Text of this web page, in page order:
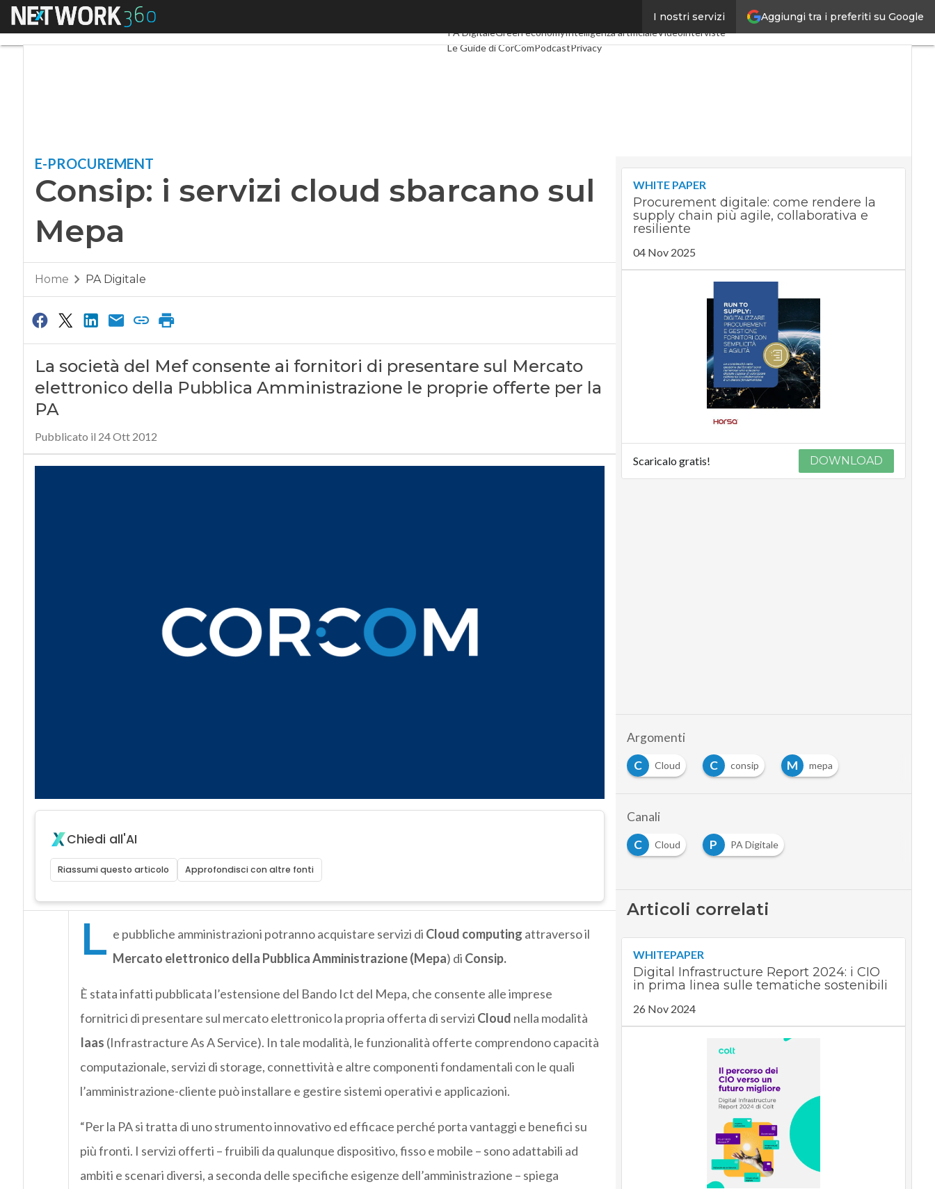
Aggiungi tra i preferiti su Google
I nostri servizi
Menu
SpacEconomy
PA DigitaleGreen economyIntelligenza artificialeVideointerviste
Le Guide di CorComPodcastPrivacy
E-PROCUREMENT
Consip: i servizi cloud sbarcano sul
Mepa
Home PA Digitale
La società del Mef consente ai fornitori di presentare sul Mercato
elettronico della Pubblica Amministrazione le proprie offerte per la
PA
Pubblicato il 24 Ott 2012
Chiedi all'AI
Riassumi questo articolo Approfondisci con altre fonti
L e pubbliche amministrazioni potranno acquistare servizi di Cloud computing attraverso il
Mercato elettronico della Pubblica Amministrazione (Mepa) di Consip.
È stata infatti pubblicata l’estensione del Bando Ict del Mepa, che consente alle imprese
fornitrici di presentare sul mercato elettronico la propria offerta di servizi Cloud nella modalità
Iaas (Infrastracture As A Service). In tale modalità, le funzionalità offerte comprendono capacità
computazionale, servizi di storage, connettività e altre componenti fondamentali con le quali
l’amministrazione-cliente può installare e gestire sistemi operativi e applicazioni.
“Per la PA si tratta di uno strumento innovativo ed efficace perché porta vantaggi e benefici su
più fronti. I servizi offerti – fruibili da qualunque dispositivo, fisso e mobile – sono adattabili ad
ambiti e scenari diversi, a seconda delle specifiche esigenze dell’amministrazione – spiega
WHITE PAPER
Procurement digitale: come rendere la
supply chain più agile, collaborativa e
resiliente
04 Nov 2025
Scaricalo gratis! DOWNLOAD
Argomenti
C
Cloud C consip M mepa
Canali
C
Cloud P PA Digitale
Articoli correlati
WHITEPAPER
Digital Infrastructure Report 2024: i CIO
in prima linea sulle tematiche sostenibili
26 Nov 2024